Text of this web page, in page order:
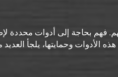
فهم بحاجة إلى أدوات محددة
وحمايتها، يلجأ العديد
وهذه ...